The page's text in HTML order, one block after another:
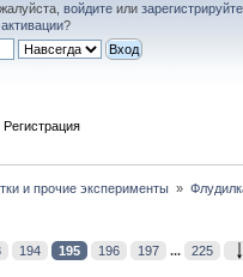
войдитеили
?
Регистрация
и прочие эксперименты »
194 195 196 197 ... 225